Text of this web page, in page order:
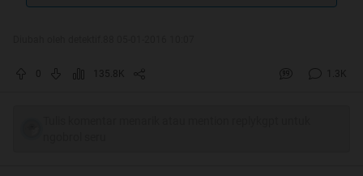
Pembakar Hutan Yang Terkutuk
Original Posted By
0 135.8K 1.3K